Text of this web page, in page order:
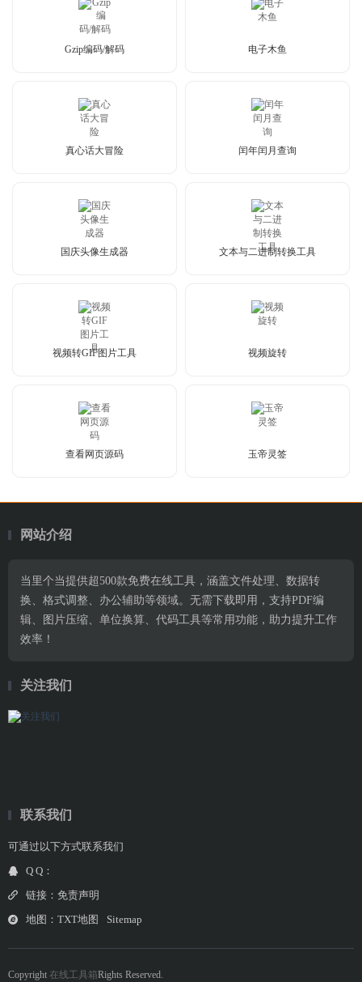
Gzip编码/解码 电子木鱼
真心话大冒险 闰年闰月查询
国庆头像生成器 文本与二进制转换工具
视频转GIF图片工具 视频旋转
查看网页源码 玉帝灵签
网站介绍
当里个当提供超500款免费在线工具，涵盖文件处理、数据转
换、格式调整、办公辅助等领域。无需下载即用，支持PDF编
辑、图片压缩、单位换算、代码工具等常用功能，助力提升工作
效率！
关注我们
联系我们
可通过以下方式联系我们
Q Q：
链接： 免责声明
地图： TXT地图 Sitemap
Copyright 在线工具箱Rights Reserved.